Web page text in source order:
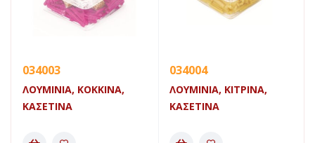
034003
ΛΟΥΜΙΝΙΑ, ΚΟΚΚΙΝΑ,
ΚΑΣΕΤΙΝΑ
034004
ΛΟΥΜΙΝΙΑ, ΚΙΤΡΙΝΑ,
ΚΑΣΕΤΙΝΑ